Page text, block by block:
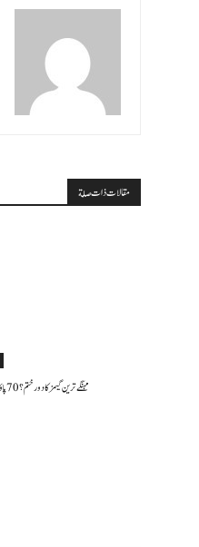
مقالات ذات صلة
مہنگے ترین گیمز کا دور ختم؟ 70 پاؤنڈ کی قیمت پر سوالات